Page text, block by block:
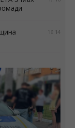
16:14